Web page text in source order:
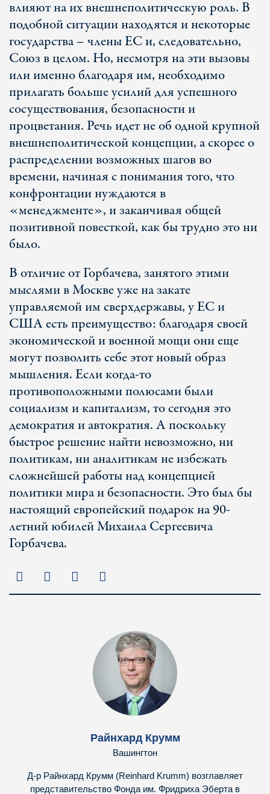
влияют на их внешнеполитическую роль. В
подобной ситуации находятся и некоторые
государства – члены ЕС и, следовательно,
Союз в целом. Но, несмотря на эти вызовы
или именно благодаря им, необходимо
прилагать больше усилий для успешного
сосуществования, безопасности и
процветания. Речь идет не об одной крупной
внешнеполитической концепции, а скорее о
распределении возможных шагов во
времени, начиная с понимания того, что
конфронтации нуждаются в
«менеджменте», и заканчивая общей
позитивной повесткой, как бы трудно это ни
было.
В отличие от Горбачева, занятого этими
мыслями в Москве уже на закате
управляемой им сверхдержавы, у ЕС и
США есть преимущество: благодаря своей
экономической и военной мощи они еще
могут позволить себе этот новый образ
мышления. Если когда-то
противоположными полюсами были
социализм и капитализм, то сегодня это
демократия и автократия. А поскольку
быстрое решение найти невозможно, ни
политикам, ни аналитикам не избежать
сложнейшей работы над концепцией
политики мира и безопасности. Это был бы
настоящий европейский подарок на 90-
летний юбилей Михаила Сергеевича
Горбачева.
Райнхард Крумм
Вашингтон
Д-р Райнхард Крумм (Reinhard Krumm) возглавляет
представительство Фонда им. Фридриха Эберта в